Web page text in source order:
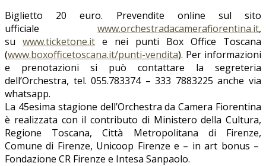
Biglietto 20 euro. Prevendite online sul sito
ufficiale www.orchestradacamerafiorentina.it,
su www.ticketone.it e nei punti Box Office Toscana
(www.boxofficetoscana.it/punti-vendita). Per informazioni
e prenotazioni si può contattare la segreteria
dell’Orchestra, tel. 055.783374 – 333 7883225 anche via
whatsapp.
La 45esima stagione dell’Orchestra da Camera Fiorentina
è realizzata con il contributo di Ministero della Cultura,
Regione Toscana, Città Metropolitana di Firenze,
Comune di Firenze, Unicoop Firenze e – in art bonus –
Fondazione CR Firenze e Intesa Sanpaolo.